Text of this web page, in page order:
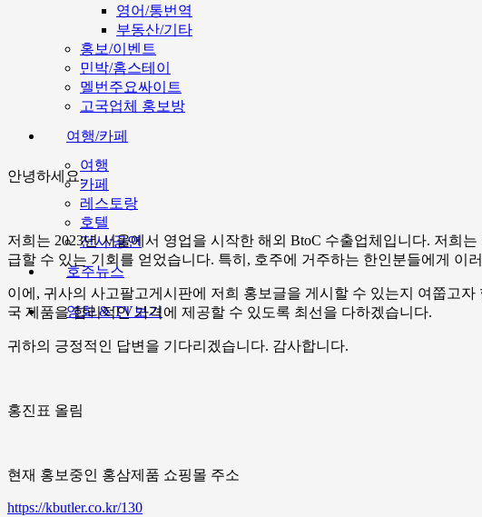
영어/통번역
부동산/기타
홍보/이벤트
민박/홈스테이
멜번주요싸이트
고국업체 홍보방
여행/카페
여행
카페
레스토랑
호텔
전시/공연
호주뉴스
영화 & TV보기
안녕하세요.
저희는 2023년 서울에서 영업을 시작한 해외 BtoC 수출업체입니다. 저희는
급할 수 있는 기회를 얻었습니다. 특히 , 호주에 거주하는 한인분들에게 이
이에 , 귀사의 사고팔고게시판에 저희 홍보글을 게시할 수 있는지 여쭙고자
국 제품을 합리적인 가격에 제공할 수 있도록 최선을 다하겠습니다.
귀하의 긍정적인 답변을 기다리겠습니다. 감사합니다.
홍진표 올림
현재 홍보중인 홍삼제품 쇼핑몰 주소
https://kbutler.co.kr/130